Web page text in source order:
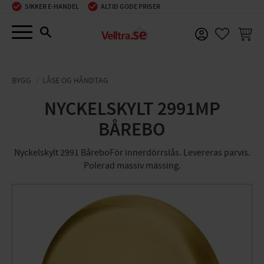
Menu
SIKKER E-HANDEL ALTID GODE PRISER
BYGG LÅSE OG HÅNDTAG
NYCKELSKYLT 2991MP
BÅREBO
Nyckelskylt 2991 BåreboFör innerdörrslås. Levereras parvis.
Polerad massiv mässing.